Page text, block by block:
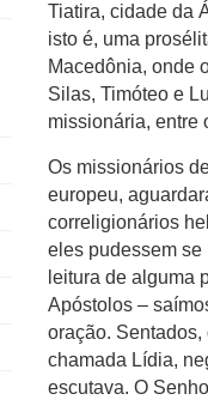
Tiatira, cidade da
isto é, uma
Macedônia, onde
Silas, Timóteo e
missionária, entre
Os missionários
europeu,
correligionários
eles pudessem se
leitura de alguma
Apóstolos –
oração.
chamada Lídia,
escutava. O